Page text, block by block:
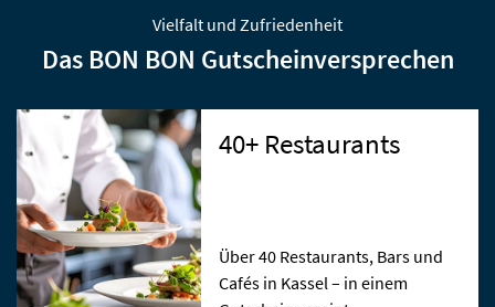
Vielfalt und Zufriedenheit
Das BON BON Gutscheinversprechen
40+ Restaurants
Über 40 Restaurants, Bars und
Cafés in Kassel – in einem